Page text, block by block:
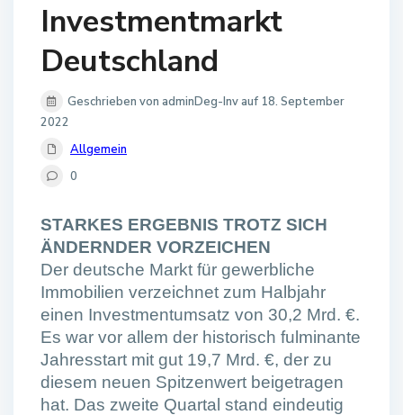
Investmentmarkt
Deutschland
Geschrieben von adminDeg-Inv auf 18. September
2022
Allgemein
0
STARKES ERGEBNIS TROTZ SICH
ÄNDERNDER VORZEICHEN
Der deutsche Markt für gewerbliche
Immobilien verzeichnet zum Halbjahr
einen Investmentumsatz von 30,2 Mrd. €.
Es war vor allem der historisch fulminante
Jahresstart mit gut 19,7 Mrd. €, der zu
diesem neuen Spitzenwert beigetragen
hat. Das zweite Quartal stand eindeutig